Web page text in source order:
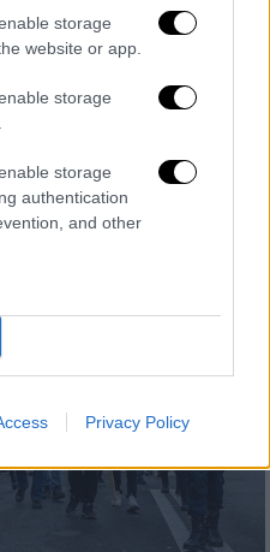
storage
website or app.
storage
storage
authentication
and other
Privacy Policy
στο Χαλάνδρι -
σε κεντρική
σύμφωνα με την